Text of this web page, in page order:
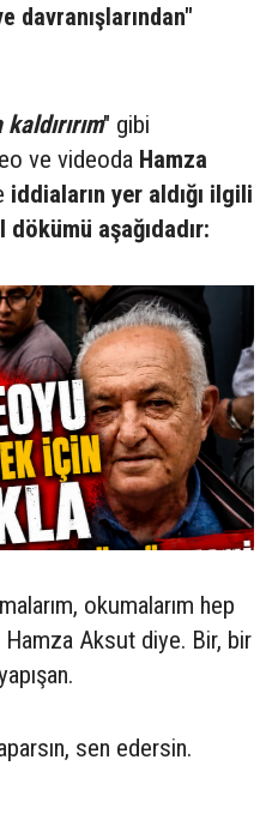
davranışlarından"
" gibi
ve videoda Hamza
iddiaların yer aldığı ilgili
aşağıdadır:
okumalarım hep
Hamza Aksut diye. Bir, bir
sen edersin.